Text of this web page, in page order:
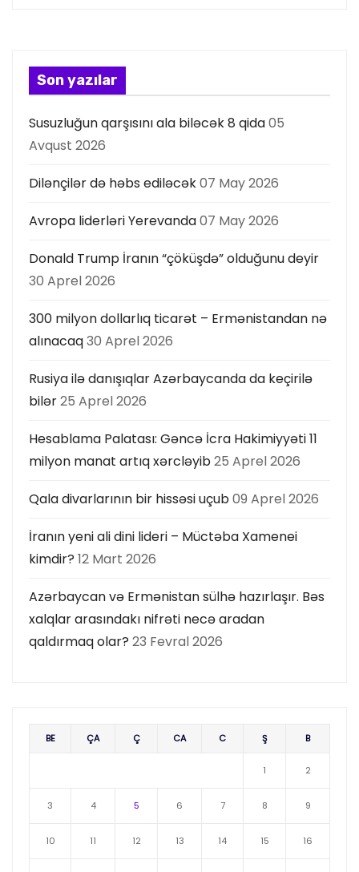
sSon yazılar
Susuzluğun qarşısını ala biləcək 8 qida05
Avqust 2026
Dilənçilər də həbs ediləcək07 May 2026
Avropa liderləri Yerevanda07 May 2026
Donald Trump İranın “çöküşdə” olduğunu deyir
30 Aprel 2026
300 milyon dollarlıq ticarət – Ermənistandan nə
alınacaq30 Aprel 2026
Rusiya ilə danışıqlar Azərbaycanda da keçirilə
bilər25 Aprel 2026
Hesablama Palatası: Gəncə İcra Hakimiyyəti 11
milyon manat artıq xərcləyib25 Aprel 2026
Qala divarlarının bir hissəsi uçub09 Aprel 2026
İranın yeni ali dini lideri – Müctəba Xamenei
kimdir? 12 Mart 2026
Azərbaycan və Ermənistan sülhə hazırlaşır. Bəs
xalqlar arasındakı nifrəti necə aradan
qaldırmaq olar? 23 Fevral 2026
BE ÇA Ç CA C Ş B
1 2
3 4 5 6 7 8 9
10 11 12 13 14 15 16